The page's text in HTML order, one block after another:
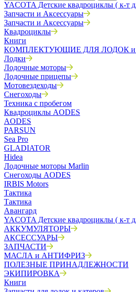
YACOTA Детские квадроциклы ( к-т
Запчасти и Аксессуары
Запчасти и Аксессуары
Квадроциклы
Книги
КОМПЛЕКТУЮЩИЕ ДЛЯ ЛОДОК и
Лодки
Лодочные моторы
Лодочные прицепы
Мотовездеходы
Снегоходы
Техника с пробегом
Квадроциклы AODES
AODES
PARSUN
Sea Pro
GLADIATOR
Hidea
Лодочные моторы Marlin
Снегоходы AODES
IRBIS Motors
Тактика
Тактика
Авангард
YACOTA Детские квадроциклы ( к-т
АККУМУЛЯТОРЫ
АКСЕССУАРЫ
ЗАПЧАСТИ
МАСЛА и АНТИФРИЗ
ПОЛЕЗНЫЕ ПРИНАДЛЕЖНОСТИ
ЭКИПИРОВКА
Книги